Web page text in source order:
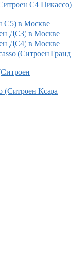
С4 Пикассо)
С5) в Москве
ДС3) в Москве
ДС4) в Москве
(Ситроен Гранд
(Ситроен Ксара